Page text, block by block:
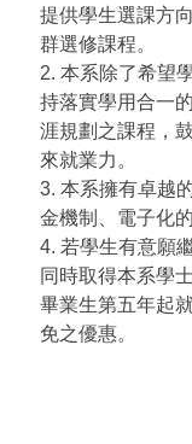
提供學生選課方
群選修課程。
2. 本系除了希望
持落實學用合一
涯規劃之課程，
來就業力。
3. 本系擁有卓越
金機制、電子化
4. 若學生有意願
同時取得本系學
畢業生第五年起
免之優惠。